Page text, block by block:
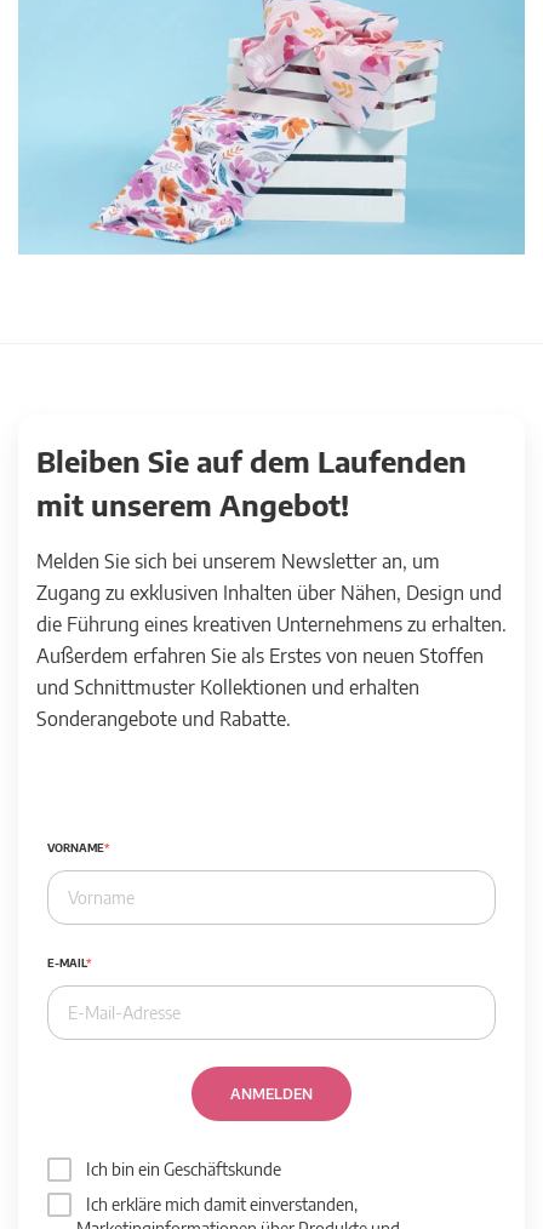
Bleiben Sie auf dem Laufenden
mit unserem Angebot!
Melden Sie sich bei unserem Newsletter an, um
Zugang zu exklusiven Inhalten über Nähen, Design und
die Führung eines kreativen Unternehmens zu erhalten.
Außerdem erfahren Sie als Erstes von neuen Stoffen
und Schnittmuster Kollektionen und erhalten
Sonderangebote und Rabatte.
VORNAME
E-MAIL
ANMELDEN
Ich bin ein Geschäftskunde
Ich erkläre mich damit einverstanden,